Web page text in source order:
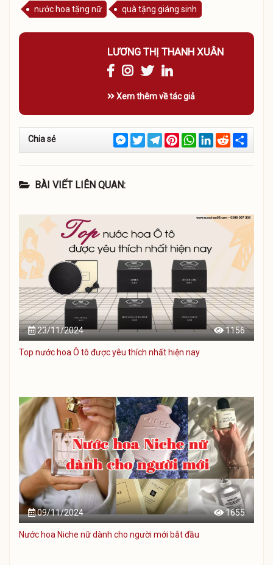
nước hoa tặng nữ
quà tặng giáng sinh
LƯƠNG THỊ THANH XUÂN
Xem thêm về tác giả
Chia sẻ Messenger
TwitterTelegramPinterestWhatsApp
LinkedInReddit
BÀI VIẾT LIÊN QUAN:
23/11/2024 1156
Top nước hoa Ô tô được yêu thích nhất hiện nay
09/11/2024 1655
Nước hoa Niche nữ dành cho người mới bắt đầu